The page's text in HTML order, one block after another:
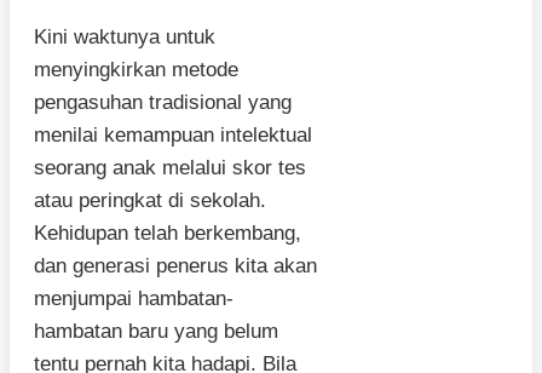
Kini waktunya untuk
menyingkirkan metode
pengasuhan tradisional yang
menilai kemampuan intelektual
seorang anak melalui skor tes
atau peringkat di sekolah.
Kehidupan telah berkembang,
dan generasi penerus kita akan
menjumpai hambatan-
hambatan baru yang belum
tentu pernah kita hadapi. Bila